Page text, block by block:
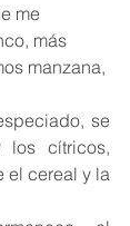
me
más
manzana,
se
los cítricos,
el cereal y la